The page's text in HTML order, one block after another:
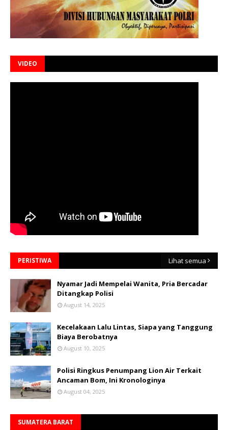
VIDEO
PERISTIWA Lihat semua
Nyamar Jadi Mempelai Wanita, Pria Bercadar
Ditangkap Polisi
August 14, 2025
Kecelakaan Lalu Lintas, Siapa yang Tanggung
Biaya Berobatnya
August 10, 2025
Polisi Ringkus Penumpang Lion Air Terkait
Ancaman Bom, Ini Kronologinya
August 04, 2025
SUMATERA BARAT